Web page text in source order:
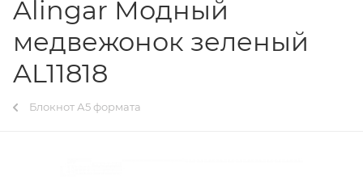
Alingar Модный
медвежонок зеленый
AL11818
Блокнот А5 формата